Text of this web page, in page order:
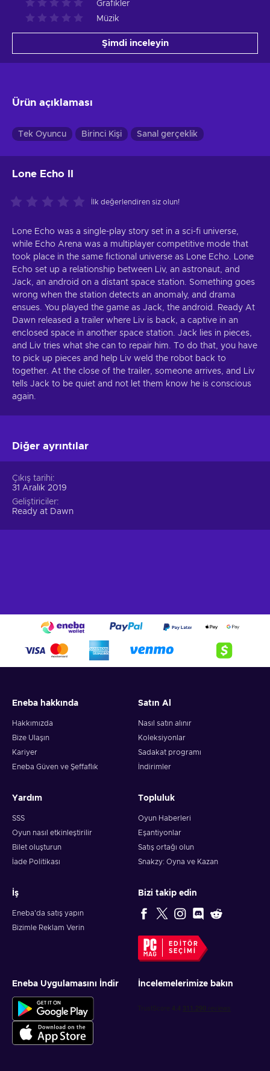
Grafikler
Müzik
Şimdi inceleyin
Ürün açıklaması
Tek Oyuncu Birinci Kişi Sanal gerçeklik
Lone Echo II
İlk değerlendiren siz olun!
Lone Echo was a single-play story set in a sci-fi universe,
while Echo Arena was a multiplayer competitive mode that
took place in the same fictional universe as Lone Echo. Lone
Echo set up a relationship between Liv, an astronaut, and
Jack, an android on a distant space station. Something goes
wrong when the station detects an anomaly, and drama
ensues. You played the game as Jack, the android. Ready At
Dawn released a trailer where Liv is back, a captive in an
enclosed space in another space station. Jack lies in pieces,
and Liv tries what she can to repair him. To do that, you have
to pick up pieces and help Liv weld the robot back to
together. At the close of the trailer, someone arrives, and Liv
tells Jack to be quiet and not let them know he is conscious
again.
Diğer ayrıntılar
Çıkış tarihi
31 Aralık 2019
Geliştiriciler
Ready at Dawn
Eneba hakkında
Hakkımızda
Bize Ulaşın
Kariyer
Eneba Güven ve Şeffaflık
Satın Al
Nasıl satın alınır
Koleksiyonlar
Sadakat programı
İndirimler
Yardım
SSS
Oyun nasıl etkinleştirilir
Bilet oluşturun
İade Politikası
Topluluk
Oyun Haberleri
Eşantiyonlar
Satış ortağı olun
Snakzy: Oyna ve Kazan
İş
Eneba'da satış yapın
Bizimle Reklam Verin
Bizi takip edin
EDITÖR
SEÇIMI
Eneba Uygulamasını İndir İncelemelerimize bakın